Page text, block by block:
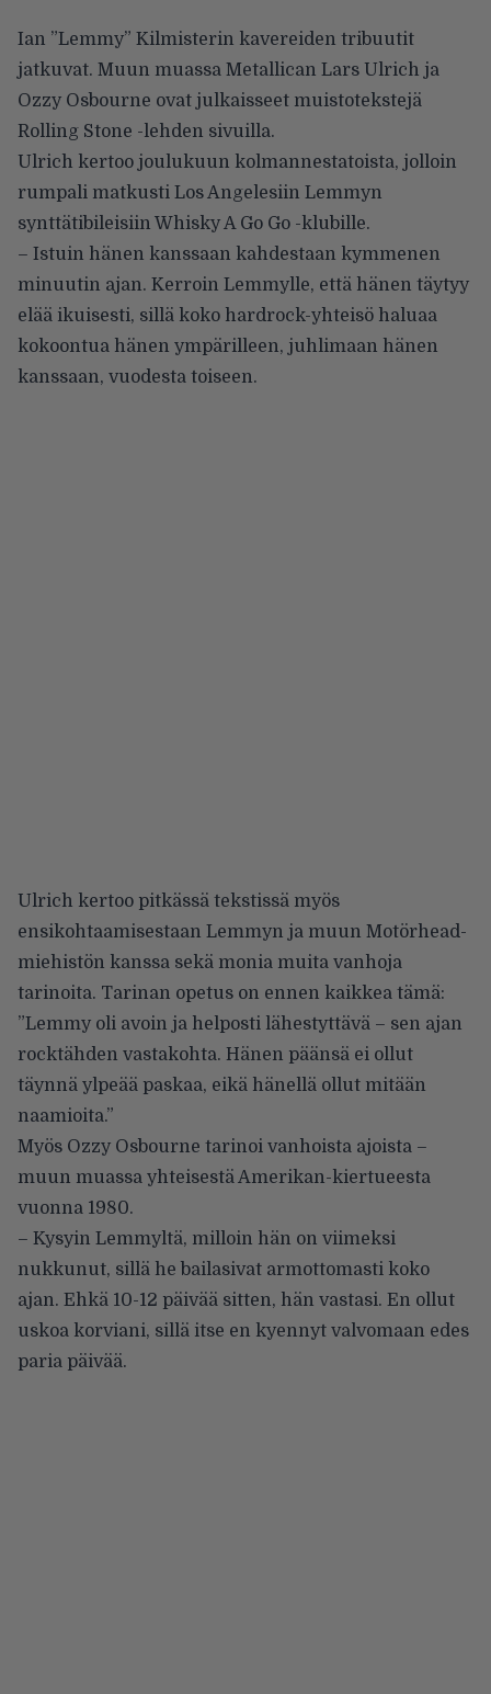
Ian ”Lemmy” Kilmisterin kavereiden tribuutit
jatkuvat. Muun muassa Metallican Lars Ulrich ja
Ozzy Osbourne ovat julkaisseet muistotekstejä
Rolling Stone -lehden sivuilla.
Ulrich kertoo joulukuun kolmannestatoista, jolloin
rumpali matkusti Los Angelesiin Lemmyn
synttätibileisiin Whisky A Go Go -klubille.
– Istuin hänen kanssaan kahdestaan kymmenen
minuutin ajan. Kerroin Lemmylle, että hänen täytyy
elää ikuisesti, sillä koko hardrock-yhteisö haluaa
kokoontua hänen ympärilleen, juhlimaan hänen
kanssaan, vuodesta toiseen.
Ulrich kertoo pitkässä tekstissä myös
ensikohtaamisestaan Lemmyn ja muun Motörhead-
miehistön kanssa sekä monia muita vanhoja
tarinoita. Tarinan opetus on ennen kaikkea tämä:
”Lemmy oli avoin ja helposti lähestyttävä – sen ajan
rocktähden vastakohta. Hänen päänsä ei ollut
täynnä ylpeää paskaa, eikä hänellä ollut mitään
naamioita.”
Myös Ozzy Osbourne tarinoi vanhoista ajoista –
muun muassa yhteisestä Amerikan-kiertueesta
vuonna 1980.
– Kysyin Lemmyltä, milloin hän on viimeksi
nukkunut, sillä he bailasivat armottomasti koko
ajan. Ehkä 10-12 päivää sitten, hän vastasi. En ollut
uskoa korviani, sillä itse en kyennyt valvomaan edes
paria päivää.